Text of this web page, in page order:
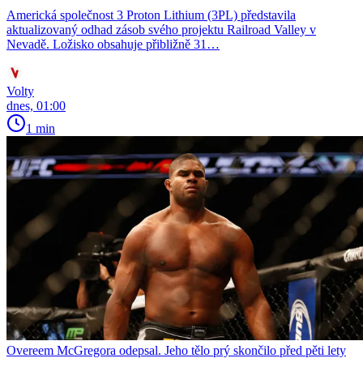
Americká společnost 3 Proton Lithium (3PL) představila
aktualizovaný odhad zásob svého projektu Railroad Valley v
Nevadě. Ložisko obsahuje přibližně 31…
Volty
dnes, 01:00
1 min
Overeem McGregora odepsal. Jeho tělo prý skončilo před pěti lety